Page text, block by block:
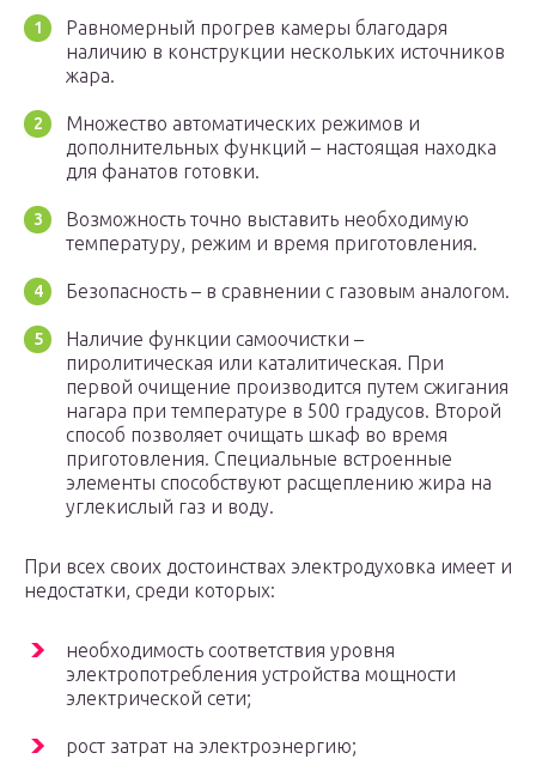
Равномерный прогрев камеры благодаря
наличию в конструкции нескольких источников
жара.
Множество автоматических режимов и
дополнительных функций – настоящая находка
для фанатов готовки.
Возможность точно выставить необходимую
температуру, режим и время приготовления.
Безопасность – в сравнении с газовым аналогом.
Наличие функции самоочистки –
пиролитическая или каталитическая. При
первой очищение производится путем сжигания
нагара при температуре в 500 градусов. Второй
способ позволяет очищать шкаф во время
приготовления. Специальные встроенные
элементы способствуют расщеплению жира на
углекислый газ и воду.
При всех своих достоинствах электродуховка имеет и
недостатки, среди которых:
необходимость соответствия уровня
электропотребления устройства мощности
электрической сети;
рост затрат на электроэнергию;